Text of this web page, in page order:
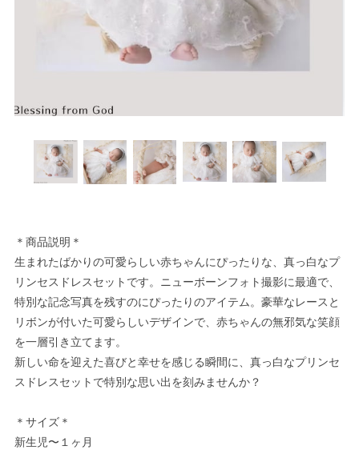
＊商品説明＊
生まれたばかりの可愛らしい赤ちゃんにぴったりな、真っ白なプ
リンセスドレスセットです。ニューボーンフォト撮影に最適で、
特別な記念写真を残すのにぴったりのアイテム。豪華なレースと
リボンが付いた可愛らしいデザインで、赤ちゃんの無邪気な笑顔
を一層引き立てます。
新しい命を迎えた喜びと幸せを感じる瞬間に、真っ白なプリンセ
スドレスセットで特別な思い出を刻みませんか？
＊サイズ＊
新生児〜１ヶ月